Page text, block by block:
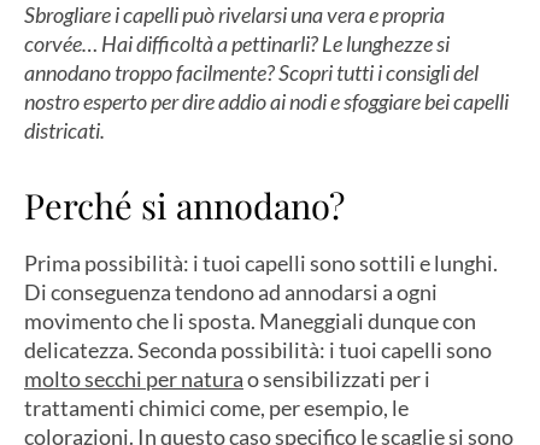
Sbrogliare i capelli può rivelarsi una vera e propria
corvée… Hai difficoltà a pettinarli? Le lunghezze si
annodano troppo facilmente? Scopri tutti i consigli del
nostro esperto per dire addio ai nodi e sfoggiare bei capelli
districati.
Perché si annodano?
Prima possibilità: i tuoi capelli sono sottili e lunghi.
Di conseguenza tendono ad annodarsi a ogni
movimento che li sposta. Maneggiali dunque con
delicatezza. Seconda possibilità: i tuoi capelli sono
molto secchi per naturao sensibilizzati per i
trattamenti chimici come, per esempio, le
colorazioni. In questo caso specifico le scaglie si sono